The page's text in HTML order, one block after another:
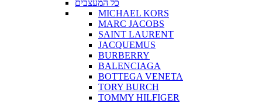
כל המעצבים
MICHAEL KORS
MARC JACOBS
SAINT LAURENT
JACQUEMUS
BURBERRY
BALENCIAGA
BOTTEGA VENETA
TORY BURCH
TOMMY HILFIGER